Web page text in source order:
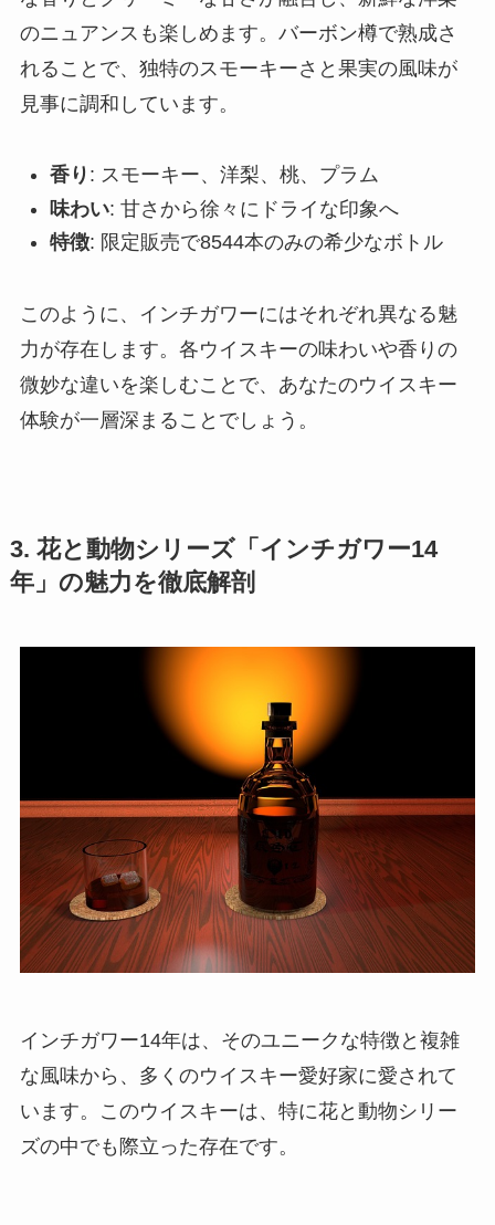
のニュアンスも楽しめます。バーボン樽で熟成さ
れることで、独特のスモーキーさと果実の風味が
見事に調和しています。
香り : スモーキー、洋梨、桃、プラム
味わい: 甘さから徐々にドライな印象へ
特徴: 限定販売で8544本のみの希少なボトル
このように、インチガワーにはそれぞれ異なる魅
力が存在します。各ウイスキーの味わいや香りの
微妙な違いを楽しむことで、あなたのウイスキー
体験が一層深まることでしょう。
3. 花と動物シリーズ「インチガワー14
年」の魅力を徹底解剖
インチガワー14年は、そのユニークな特徴と複雑
な風味から、多くのウイスキー愛好家に愛されて
います。このウイスキーは、特に花と動物シリー
ズの中でも際立った存在です。